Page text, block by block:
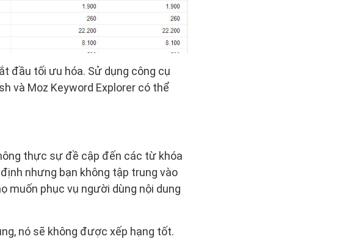
đầu tối ưu hóa. Sử dụng công cụ
và Moz Keyword Explorer có thể
thực sự đề cập đến các từ khóa
nhưng bạn không tập trung vào
muốn phục vụ người dùng nội dung
nó sẽ không được xếp hạng tốt.